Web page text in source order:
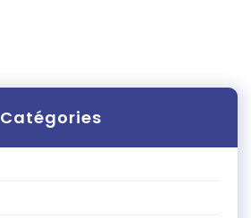
Catégories